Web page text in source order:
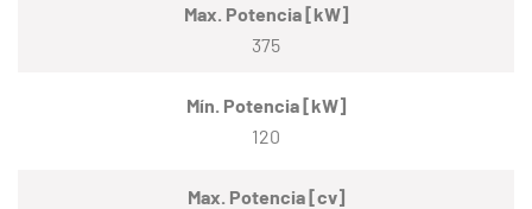
Max. Potencia [kW]
375
Mín. Potencia [kW]
120
Max. Potencia [cv]